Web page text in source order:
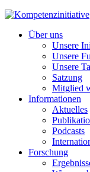
Über uns
Unsere
Unsere
Unsere
Satzung
Mitglied
Informationen
Aktuelles
Podcasts
Forschung